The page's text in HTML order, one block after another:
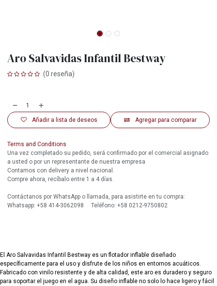
Aro Salvavidas Infantil Bestway
(0 reseña)
Agregar para comparar
Añadir a lista de deseos
Terms and Conditions
Una vez completado su pedido, será confirmado por el comercial asignado
a usted o por un representante de nuestra empresa
Contamos con delivery a nivel nacional.
Compre ahora, recíbalo entre 1 a 4 días.
Contáctanos por WhatsApp o llamada, para asistirte en tu compra:
Whatsapp: +58 414-3062098 Teléfono: +58 0212-9750802
El Aro Salvavidas Infantil Bestway es un flotador inflable diseñado
específicamente para el uso y disfrute de los niños en entornos acuáticos.
Fabricado con vinilo resistente y de alta calidad, este aro es duradero y seguro
para soportar el juego en el agua. Su diseño inflable no solo lo hace ligero y fácil